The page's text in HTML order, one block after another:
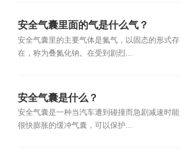
安全气囊里面的气是什么气？
安全气囊里的主要气体是氮气，以固态的形式存
在，称为叠氮化钠。在受到剧烈...
安全气囊是什么？
安全气囊是一种当汽车遭到碰撞而急剧减速时能
很快膨胀的缓冲气囊，可以保护...